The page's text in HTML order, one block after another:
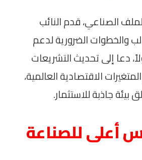
الصناعي، قدم النائب
والخطوات الضرورية لدعم
دعا إلى تحديث التشريعات
الاقتصادية العالمية،
جاذبة للاستثمار.
أعلى للصناعة